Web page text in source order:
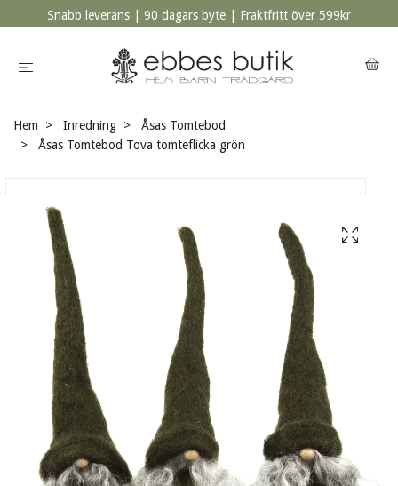
Snabb leverans | 90 dagars byte | Fraktfritt över 599kr
Hem Inredning
Åsas Tomtebod
Åsas Tomtebod Tova tomteflicka grön